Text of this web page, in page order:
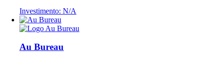
Investimento: N/A
Au Bureau